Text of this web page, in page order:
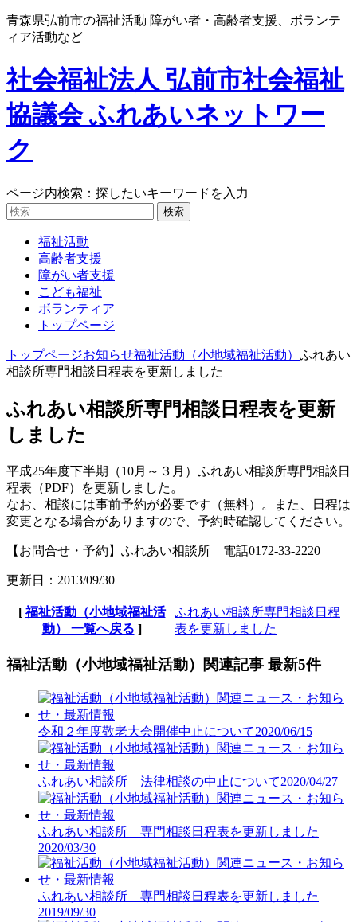
青森県弘前市の福祉活動 障がい者・高齢者支援、ボランテ
ィア活動など
社会福祉法人 弘前市社会福祉
協議会 ふれあいネットワー
ク
ページ内検索：探したいキーワードを入力
福祉活動
高齢者支援
障がい者支援
こども福祉
ボランティア
トップページ
トップページお知らせ福祉活動（小地域福祉活動） ふれあい
相談所専門相談日程表を更新しました
ふれあい相談所専門相談日程表を更新
しました
平成25年度下半期（10月～３月）ふれあい相談所専門相談日
程表（PDF）を更新しました。
なお、相談には事前予約が必要です（無料）。また、日程は
変更となる場合がありますので、予約時確認してください。
【お問合せ・予約】ふれあい相談所 電話0172-33-2220
更新日：2013/09/30
[福祉活動（小地域福祉活
動） 一覧へ戻る ]
ふれあい相談所専門相談日程
表を更新しました
福祉活動（小地域福祉活動）関連記事 最新5件
令和２年度敬老大会開催中止について2020/06/15
ふれあい相談所 法律相談の中止について2020/04/27
ふれあい相談所 専門相談日程表を更新しました
2020/03/30
ふれあい相談所 専門相談日程表を更新しました
2019/09/30